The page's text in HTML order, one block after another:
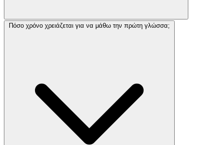
Πόσο χρόνο χρειάζεται για να μάθω την πρώτη γλώσσα;